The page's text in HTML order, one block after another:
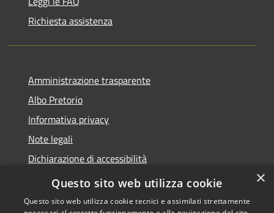
Richiesta assistenza
Amministrazione trasparente
Albo Pretorio
Informativa privacy
Note legali
Dichiarazione di accessibilità
Area riservata dipendenti
×
Questo sito web utilizza cookie
Questo sito web utilizza cookie tecnici e assimilati strettamente